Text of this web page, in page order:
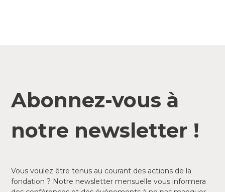
Abonnez-vous à
notre newsletter !
Vous voulez être tenus au courant des actions de la
fondation ? Notre newsletter mensuelle vous informera